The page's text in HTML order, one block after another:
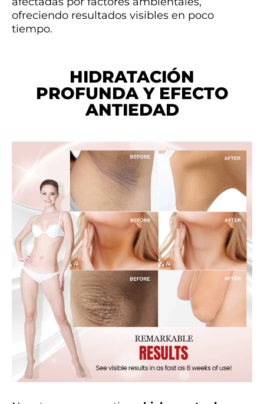
ofreciendo resultados visibles en poco
tiempo.
HIDRATACIÓN
PROFUNDA Y EFECTO
ANTIEDAD